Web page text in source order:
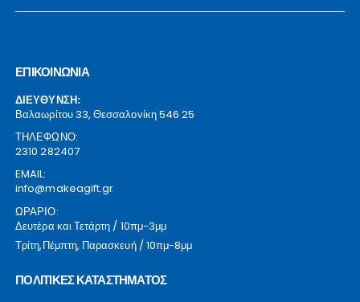
ΕΠΙΚΟΙΝΩΝΙΑ
ΔΙΕΥΘΥΝΣΗ:
Βαλαωρίτου 33, Θεσσαλονίκη 546 25
ΤΗΛΕΦΩΝΟ:
2310 282407
EMAIL:
info@makeagift.gr
ΩΡΑΡΙΟ:
Δευτέρα και Τετάρτη / 10πμ-3μμ
Τρίτη,Πέμπτη, Παρασκευή / 10πμ-8μμ
ΠΟΛΙΤΙΚΕΣ ΚΑΤΑΣΤΗΜΑΤΟΣ